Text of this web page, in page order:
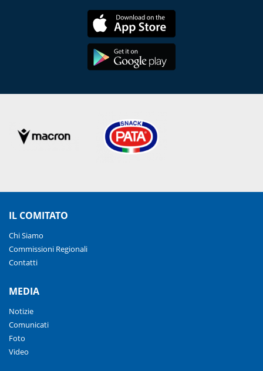
IL COMITATO
Chi Siamo
Commissioni Regionali
Contatti
MEDIA
Notizie
Comunicati
Foto
Video